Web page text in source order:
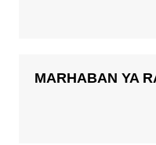
MARHABAN YA